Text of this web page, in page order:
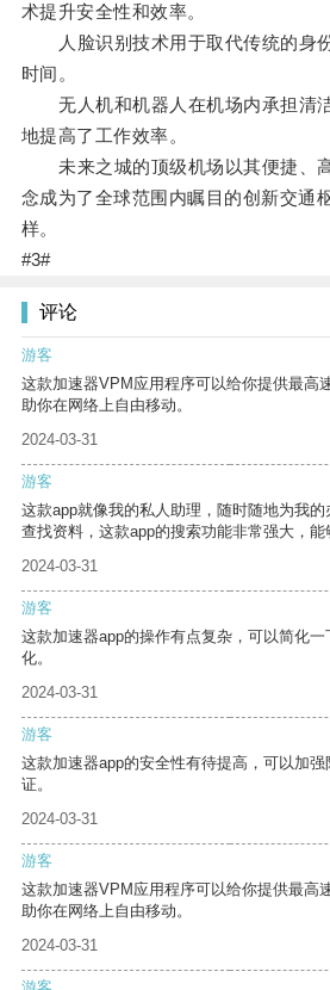
术提升安全性和效率。
人脸识别技术用于取代传统的身
时间。
无人机和机器人在机场内承担清
地提高了工作效率。
未来之城的顶级机场以其便捷、
念成为了全球范围内瞩目的创新交通
样。
#3#
评论
游客
这款加速器VPM应用程序可以给你提供最高
助你在网络上自由移动。
2024-03-31
游客
这款app就像我的私人助理，随时随地为我
查找资料，这款app的搜索功能非常强大，能
2024-03-31
游客
这款加速器app的操作有点复杂，可以简化
化。
2024-03-31
游客
这款加速器app的安全性有待提高，可以加
证。
2024-03-31
游客
这款加速器VPM应用程序可以给你提供最高
助你在网络上自由移动。
2024-03-31